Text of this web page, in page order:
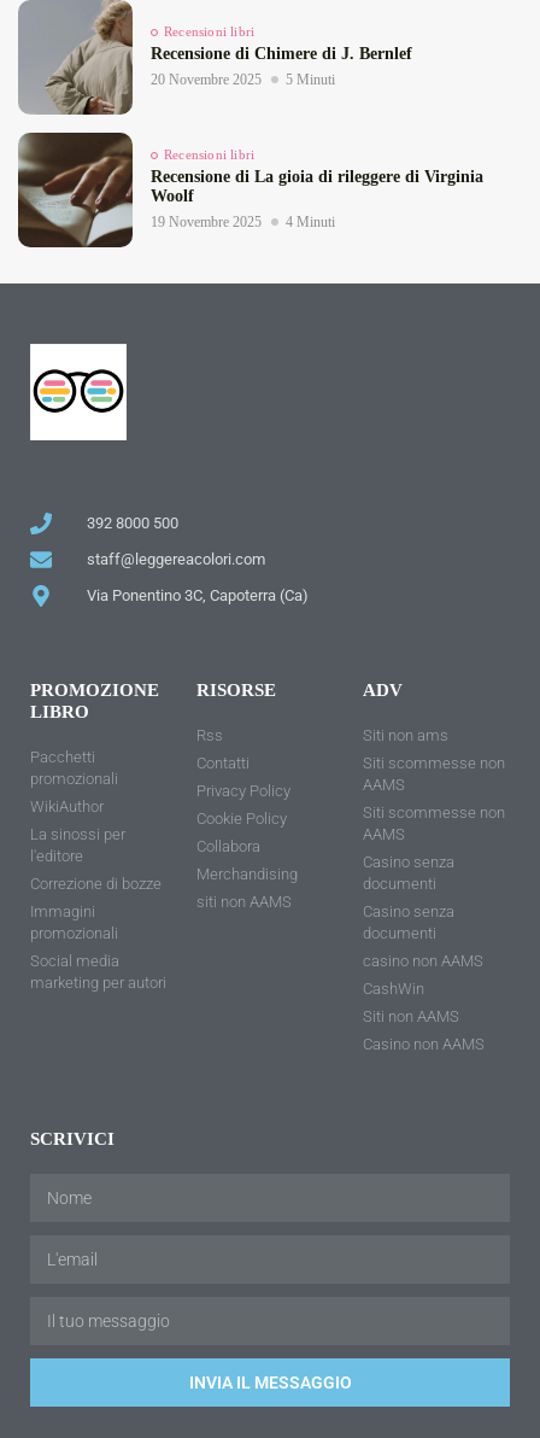
Recensioni libri
Recensione di Chimere di J. Bernlef
20 Novembre 2025 5 Minuti
Recensioni libri
Recensione di La gioia di rileggere di Virginia
Woolf
19 Novembre 2025 4 Minuti
392 8000 500
staff@leggereacolori.com
Via Ponentino 3C, Capoterra (Ca)
PROMOZIONE
LIBRO
Pacchetti
promozionali
WikiAuthor
La sinossi per
l'editore
Correzione di bozze
Immagini
promozionali
Social media
marketing per autori
RISORSE
Rss
Contatti
Privacy Policy
Cookie Policy
Collabora
Merchandising
siti non AAMS
ADV
Siti non ams
Siti scommesse non
AAMS
Siti scommesse non
AAMS
Casino senza
documenti
Casino senza
documenti
casino non AAMS
CashWin
Siti non AAMS
Casino non AAMS
SCRIVICI
INVIA IL MESSAGGIO